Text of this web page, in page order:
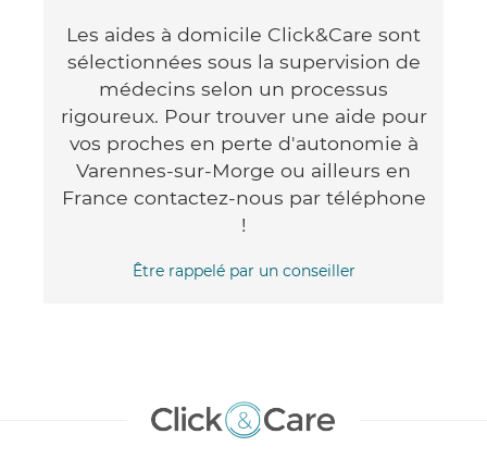
Les aides à domicile Click&Care sont
sélectionnées sous la supervision de
médecins selon un processus
rigoureux. Pour trouver une aide pour
vos proches en perte d'autonomie à
Varennes-sur-Morge ou ailleurs en
France contactez-nous par téléphone
!
Être rappelé par un conseiller